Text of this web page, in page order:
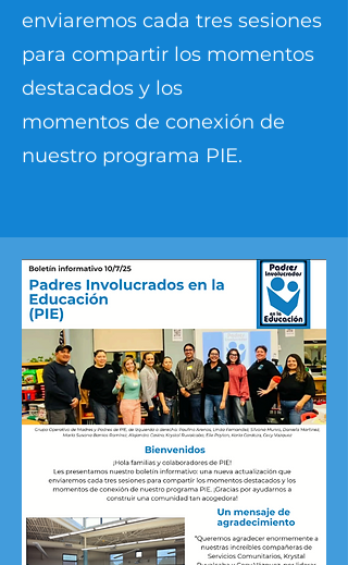
enviaremos cada tres sesiones
para compartir los momentos
destacados y los
momentos de conexión de
nuestro programa PIE.